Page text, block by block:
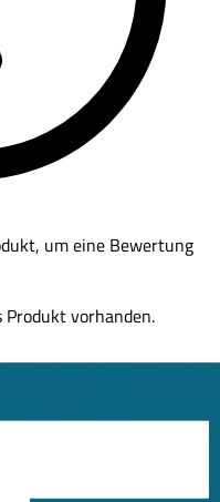
um eine Bewertung
vorhanden.